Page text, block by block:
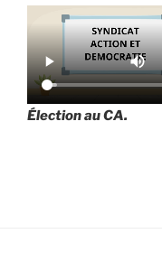
Élection au CA.